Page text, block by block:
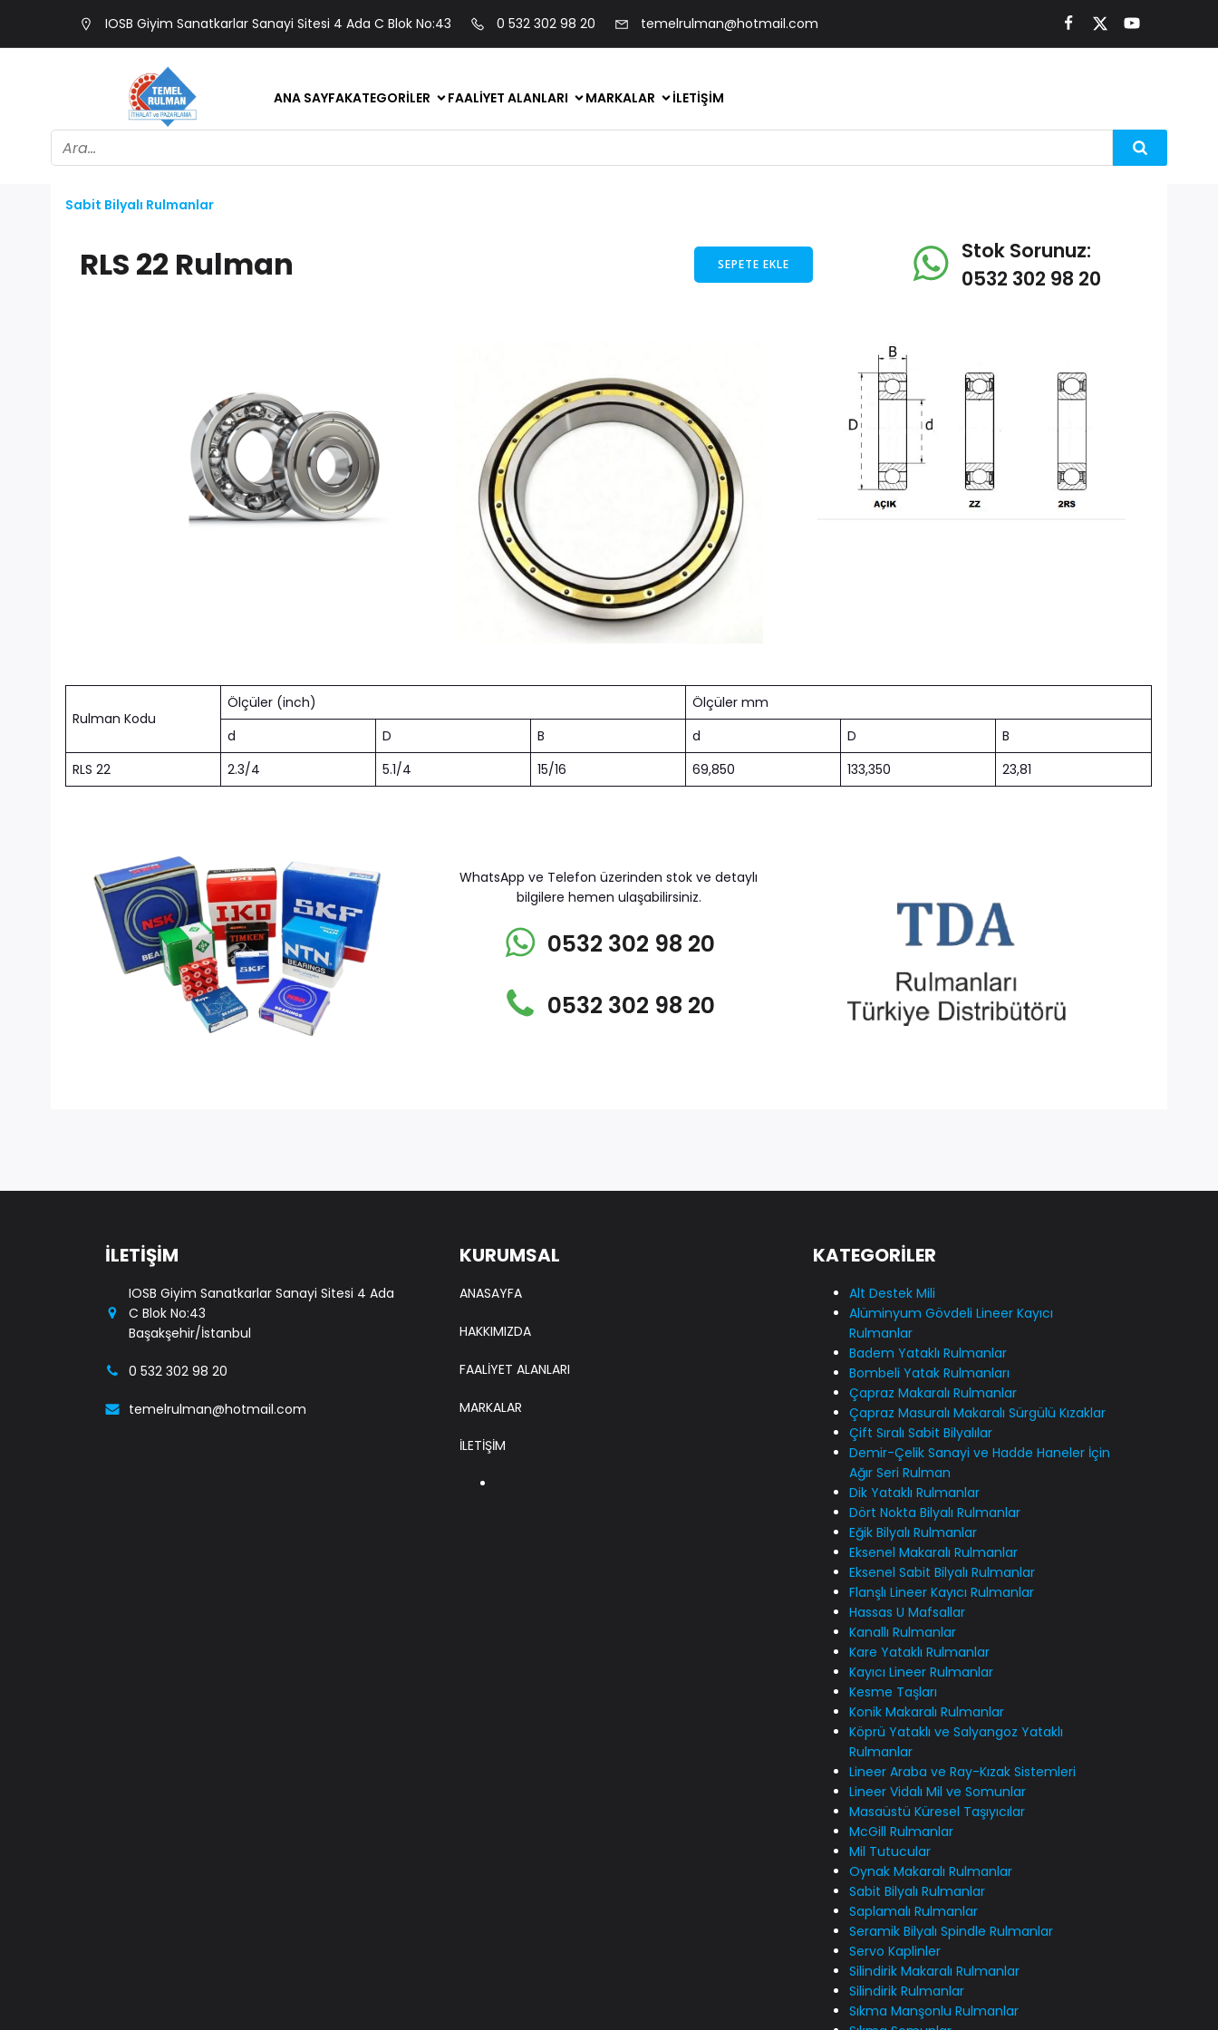
IOSB Giyim Sanatkarlar Sanayi Sitesi 4 Ada C Blok No:43 0 532 302 98 20 temelrulman@hotmail.com
ANA SAYFAKATEGORILER FAALIYET ALANLARI MARKALAR İLETIŞIM
Sabit Bilyalı Rulmanlar
RLS 22 Rulman SEPETE EKLE
Stok Sorunuz:
0532 302 98 20
Rulman Kodu
Ölçüler (inch)
Ölçüler mm
d
D B d D
B
RLS 22
2.3/4 5.1/4 15/16 69,850 133,350 23,81
WhatsApp ve Telefon üzerinden stok ve detaylı
bilgilere hemen ulaşabilirsiniz.
0532 302 98 20
0532 302 98 20
İLETİŞİM
IOSB Giyim Sanatkarlar Sanayi Sitesi 4 Ada
C Blok No:43
Başakşehir/İstanbul
0 532 302 98 20
temelrulman@hotmail.com
KURUMSAL
ANASAYFA
HAKKIMIZDA
FAALİYET ALANLARI
MARKALAR
İLETİŞİM
KATEGORİLER
Alt Destek Mili
Alüminyum Gövdeli Lineer Kayıcı
Rulmanlar
Badem Yataklı Rulmanlar
Bombeli Yatak Rulmanları
Çapraz Makaralı Rulmanlar
Çapraz Masuralı Makaralı Sürgülü Kızaklar
Çift Sıralı Sabit Bilyalılar
Demir-Çelik Sanayi ve Hadde Haneler İçin
Ağır Seri Rulman
Dik Yataklı Rulmanlar
Dört Nokta Bilyalı Rulmanlar
Eğik Bilyalı Rulmanlar
Eksenel Makaralı Rulmanlar
Eksenel Sabit Bilyalı Rulmanlar
Flanşlı Lineer Kayıcı Rulmanlar
Hassas U Mafsallar
Kanallı Rulmanlar
Kare Yataklı Rulmanlar
Kayıcı Lineer Rulmanlar
Kesme Taşları
Konik Makaralı Rulmanlar
Köprü Yataklı ve Salyangoz Yataklı
Rulmanlar
Lineer Araba ve Ray-Kızak Sistemleri
Lineer Vidalı Mil ve Somunlar
Masaüstü Küresel Taşıyıcılar
McGill Rulmanlar
Mil Tutucular
Oynak Makaralı Rulmanlar
Sabit Bilyalı Rulmanlar
Saplamalı Rulmanlar
Seramik Bilyalı Spindle Rulmanlar
Servo Kaplinler
Silindirik Makaralı Rulmanlar
Silindirik Rulmanlar
Sıkma Manşonlu Rulmanlar